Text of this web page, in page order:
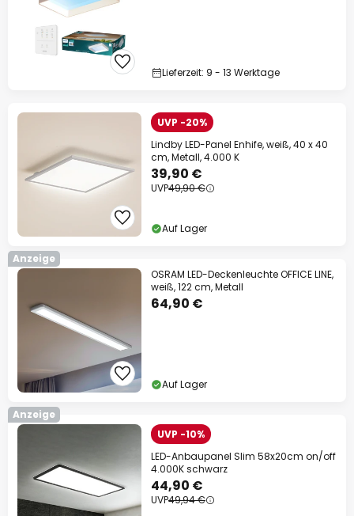
Lieferzeit: 9 - 13 Werktage
UVP -20%
Lindby LED-Panel Enhife, weiß, 40 x 40
cm, Metall, 4.000 K
39,90 €
UVP49,90 €
Auf Lager
Anzeige
OSRAM LED-Deckenleuchte OFFICE LINE,
weiß, 122 cm, Metall
64,90 €
Auf Lager
Anzeige
UVP -10%
LED-Anbaupanel Slim 58x20cm on/off
4.000K schwarz
44,90 €
UVP49,94 €